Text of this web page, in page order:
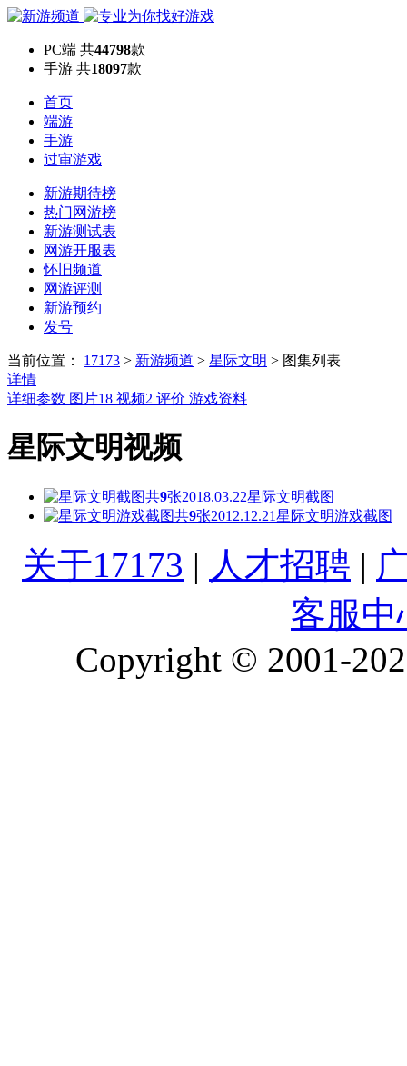
PC端 共44798款
手游 共18097款
首页
端游
手游
过审游戏
新游期待榜
热门网游榜
新游测试表
网游开服表
怀旧频道
网游评测
新游预约
发号
当前位置： 17173 > 新游频道 > 星际文明 > 图集列表
详情
详细参数 图片18 视频2 评价 游戏资料
星际文明视频
共9张2018.03.22星际文明截图
共9张2012.12.21星际文明游戏截图
关于17173 | 人才招聘 |
客服中
Copyright © 2001-